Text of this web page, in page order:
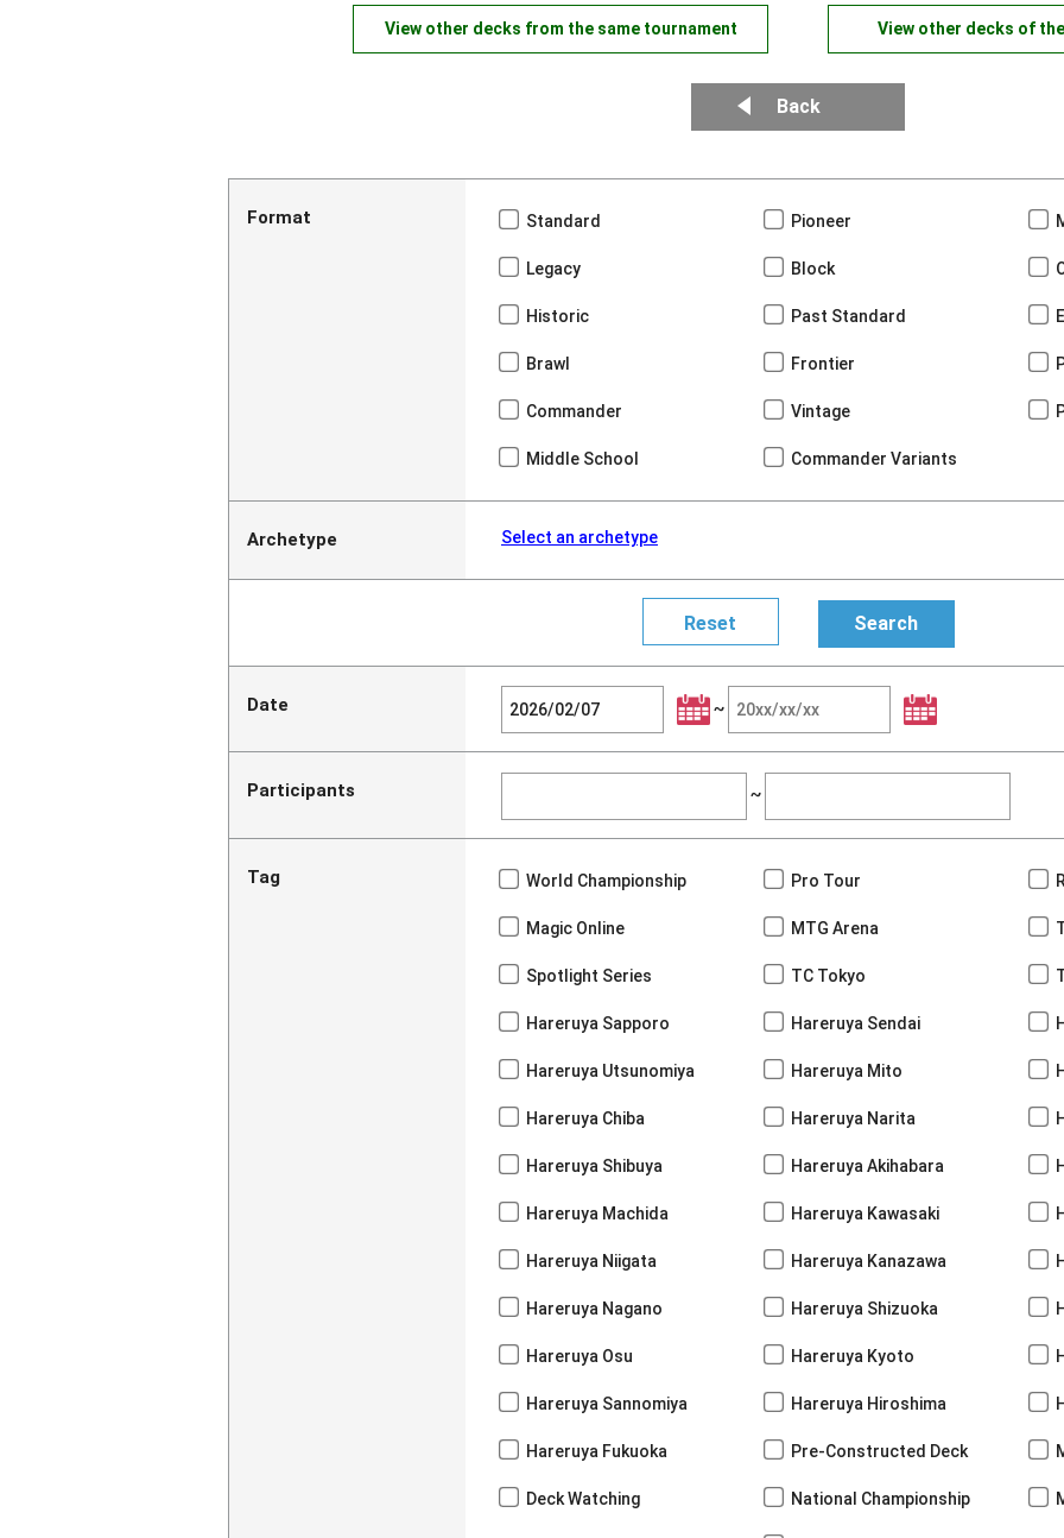
View other decks from the same tournament View other decks of
Back
Format Standard Pioneer
Legacy Block
Historic Past Standard
Brawl Frontier
Commander Vintage
Middle School Commander Variants
Archetype Select an archetype
Date ~
Participants ~
Tag World Championship Pro Tour
Magic Online MTG Arena
Spotlight Series TC Tokyo
Hareruya Sapporo Hareruya Sendai
Hareruya Utsunomiya Hareruya Mito
Hareruya Chiba Hareruya Narita
Hareruya Shibuya Hareruya Akihabara
Hareruya Machida Hareruya Kawasaki
Hareruya Niigata Hareruya Kanazawa
Hareruya Nagano Hareruya Shizuoka
Hareruya Osu Hareruya Kyoto
Hareruya Sannomiya Hareruya Hiroshima
Hareruya Fukuoka Pre-Constructed Deck
Deck Watching National Championship